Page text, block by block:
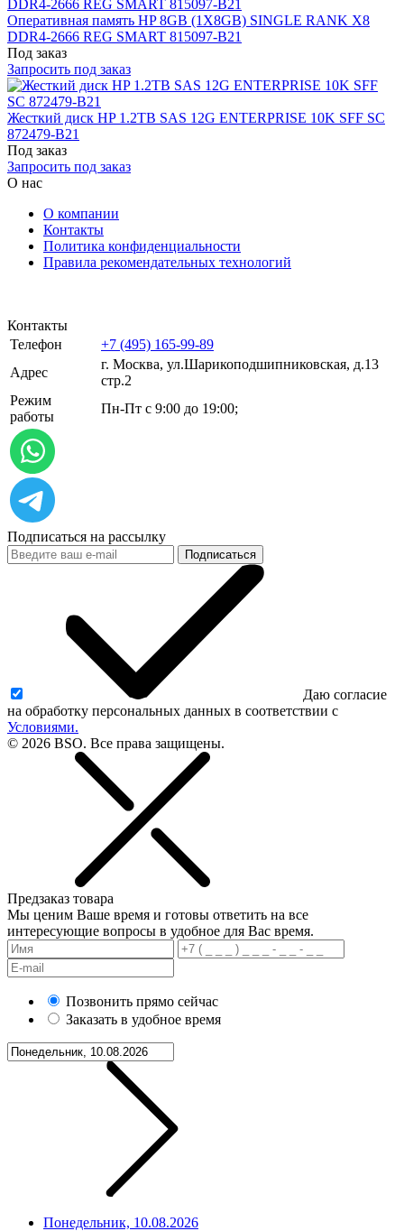
Оперативная память HP 8GB (1X8GB) SINGLE RANK X8
DDR4-2666 REG SMART 815097-B21
Под заказ
Запросить под заказ
Жесткий диск HP 1.2TB SAS 12G ENTERPRISE 10K SFF SC
872479-B21
Под заказ
Запросить под заказ
О нас
О компании
Контакты
Политика конфиденциальности
Правила рекомендательных технологий
Контакты
Телефон
+7 (495) 165-99-89
Адрес
г. Москва, ул.​​Шарикоподшипниковская, д.13
стр.2
Режим
работы
Пн-Пт с 9:00 до 19:00;
Подписаться на рассылку
Подписаться
Даю согласие
на обработку персональных данных в соответствии с
Условиями.
© 2026 BSO. Все права защищены.
Предзаказ товара
Мы ценим Ваше время и готовы ответить на все
интересующие вопросы в удобное для Вас время.
Позвонить прямо сейчас
Заказать в удобное время
Понедельник, 10.08.2026